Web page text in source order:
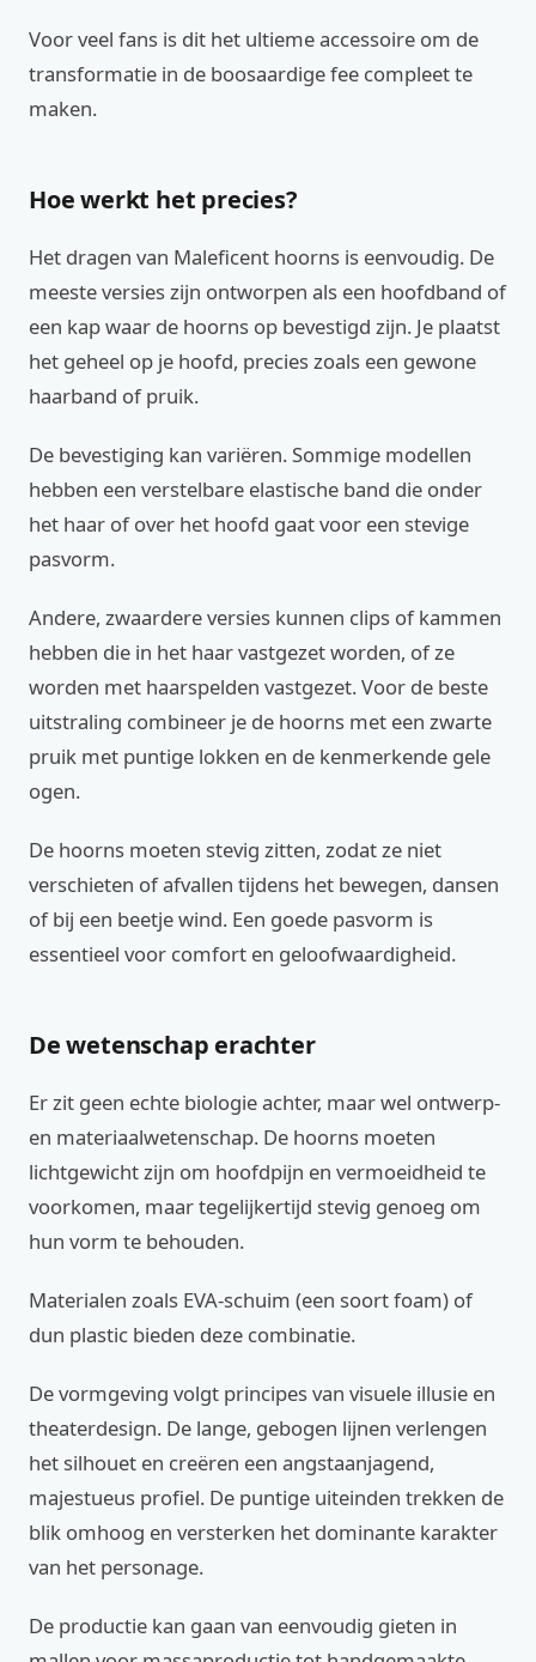
Voor veel fans is dit het ultieme accessoire om de
transformatie in de boosaardige fee compleet te
maken.
Hoe werkt het precies?
Het dragen van Maleficent hoorns is eenvoudig. De
meeste versies zijn ontworpen als een hoofdband of
een kap waar de hoorns op bevestigd zijn. Je plaatst
het geheel op je hoofd, precies zoals een gewone
haarband of pruik.
De bevestiging kan variëren. Sommige modellen
hebben een verstelbare elastische band die onder
het haar of over het hoofd gaat voor een stevige
pasvorm.
Andere, zwaardere versies kunnen clips of kammen
hebben die in het haar vastgezet worden, of ze
worden met haarspelden vastgezet. Voor de beste
uitstraling combineer je de hoorns met een zwarte
pruik met puntige lokken en de kenmerkende gele
ogen.
De hoorns moeten stevig zitten, zodat ze niet
verschieten of afvallen tijdens het bewegen, dansen
of bij een beetje wind. Een goede pasvorm is
essentieel voor comfort en geloofwaardigheid.
De wetenschap erachter
Er zit geen echte biologie achter, maar wel ontwerp-
en materiaalwetenschap. De hoorns moeten
lichtgewicht zijn om hoofdpijn en vermoeidheid te
voorkomen, maar tegelijkertijd stevig genoeg om
hun vorm te behouden.
Materialen zoals EVA-schuim (een soort foam) of
dun plastic bieden deze combinatie.
De vormgeving volgt principes van visuele illusie en
theaterdesign. De lange, gebogen lijnen verlengen
het silhouet en creëren een angstaanjagend,
majestueus profiel. De puntige uiteinden trekken de
blik omhoog en versterken het dominante karakter
van het personage.
De productie kan gaan van eenvoudig gieten in